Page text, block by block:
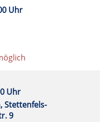
Uhr
Uhr
Stettenfels-
9